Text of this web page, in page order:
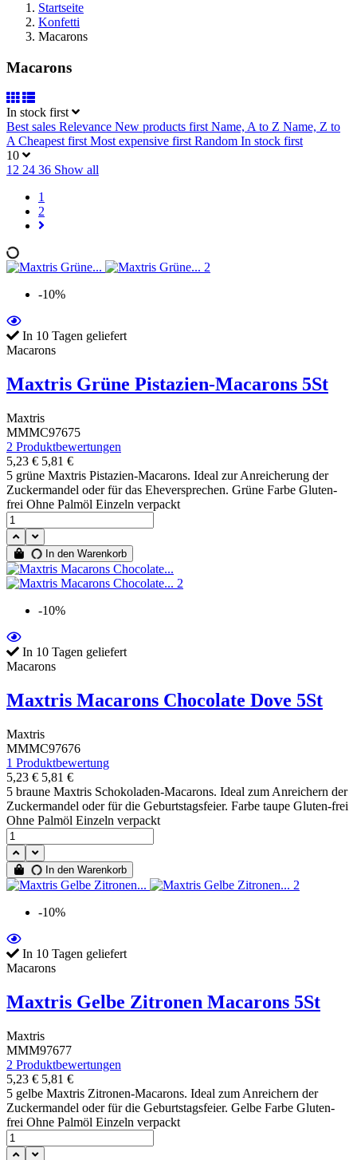
Startseite
Konfetti
Macarons
Macarons
In stock first
Best sales Relevance New products firstName, A to Z Name, Z to
ACheapest firstMost expensive firstRandom In stock first
10
12 24 36 Show all
1
2
-10%
In 10 Tagen geliefert
Macarons
Maxtris Grüne Pistazien-Macarons 5St
Maxtris
MMMC97675
2 Produktbewertungen
5,23 € 5,81 €
5 grüne Maxtris Pistazien-Macarons. Ideal zur Anreicherung der
Zuckermandel oder für das Eheversprechen. Grüne Farbe Gluten-
frei Ohne Palmöl Einzeln verpackt
In den Warenkorb
-10%
In 10 Tagen geliefert
Macarons
Maxtris Macarons Chocolate Dove 5St
Maxtris
MMMC97676
1 Produktbewertung
5,23 € 5,81 €
5 braune Maxtris Schokoladen-Macarons. Ideal zum Anreichern der
Zuckermandel oder für die Geburtstagsfeier. Farbe taupe Gluten-frei
Ohne Palmöl Einzeln verpackt
In den Warenkorb
-10%
In 10 Tagen geliefert
Macarons
Maxtris Gelbe Zitronen Macarons 5St
Maxtris
MMM97677
2 Produktbewertungen
5,23 € 5,81 €
5 gelbe Maxtris Zitronen-Macarons. Ideal zum Anreichern der
Zuckermandel oder für die Geburtstagsfeier. Gelbe Farbe Gluten-
frei Ohne Palmöl Einzeln verpackt